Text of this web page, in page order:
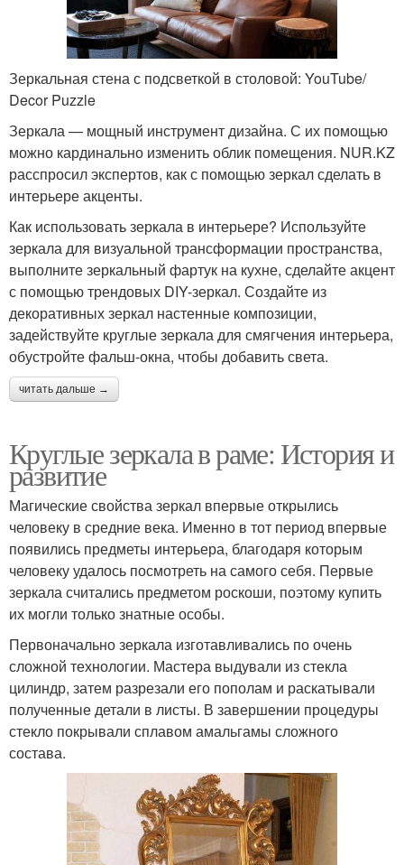
Зеркальная стена с подсветкой в столовой: YouTube/
Decor Puzzle
Зеркала — мощный инструмент дизайна. С их помощью
можно кардинально изменить облик помещения. NUR.KZ
расспросил экспертов, как с помощью зеркал сделать в
интерьере акценты.
Как использовать зеркала в интерьере? Используйте
зеркала для визуальной трансформации пространства,
выполните зеркальный фартук на кухне, сделайте акцент
с помощью трендовых DIY-зеркал. Создайте из
декоративных зеркал настенные композиции,
задействуйте круглые зеркала для смягчения интерьера,
обустройте фальш-окна, чтобы добавить света.
читать дальше →
Круглые зеркала в раме: История и
развитие
Магические свойства зеркал впервые открылись
человеку в средние века. Именно в тот период впервые
появились предметы интерьера, благодаря которым
человеку удалось посмотреть на самого себя. Первые
зеркала считались предметом роскоши, поэтому купить
их могли только знатные особы.
Первоначально зеркала изготавливались по очень
сложной технологии. Мастера выдували из стекла
цилиндр, затем разрезали его пополам и раскатывали
полученные детали в листы. В завершении процедуры
стекло покрывали сплавом амальгамы сложного
состава.